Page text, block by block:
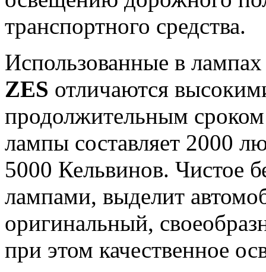
транспортного средства.
Использованные в
ZES отличаются
продолжительным
лампы составляет 2000
5000 Кельвинов. Чистое
лампами, выделит
оригинальный,
при этом качественное